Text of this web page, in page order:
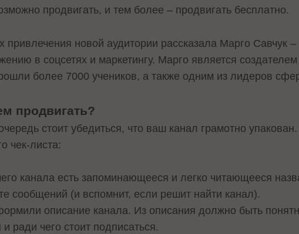
продвигать, и тем более – продвигать бесплатно.
привлечения новой аудитории рассказала Марго Савчук
в соцсетях и маркетингу. Марго является
более 7000 учеников, а также одним из лидеров
продвигать?
стоит убедиться, что ваш канал грамотно
чек-листа:
канала есть запоминающееся и легко читающееся
сообщений (и вспомнит, если решит найти канал).
описание канала. Из описания должно быть
и ради чего стоит подписаться.